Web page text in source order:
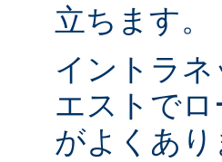
立ちます。
イントラ
エストで
がよくあり